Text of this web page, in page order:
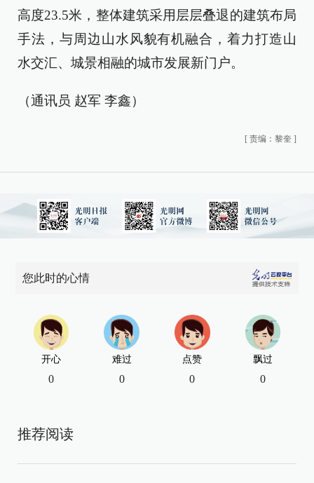
高度23.5米，整体建筑采用层层叠退的建筑布局
手法，与周边山水风貌有机融合，着力打造山
水交汇、城景相融的城市发展新门户。
（通讯员 赵军 李鑫）
[ 责编：黎奎 ]
您此时的心情
开心
0
难过
0
点赞
0
飘过
0
推荐阅读